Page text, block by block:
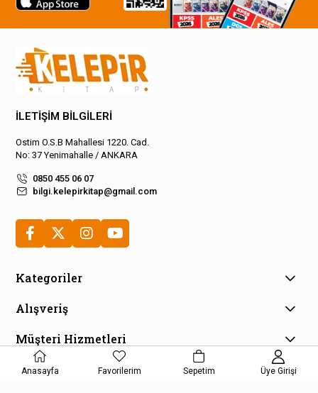
İLETİŞİM BİLGİLERİ
Ostim O.S.B Mahallesi 1220. Cad.
No: 37 Yenimahalle / ANKARA
0850 455 06 07
bilgi.kelepirkitap@gmail.com
Kategoriler
Alışveriş
Müşteri Hizmetleri
E-Bülten Aboneliği
Anasayfa Favorilerim Sepetim Üye Girişi